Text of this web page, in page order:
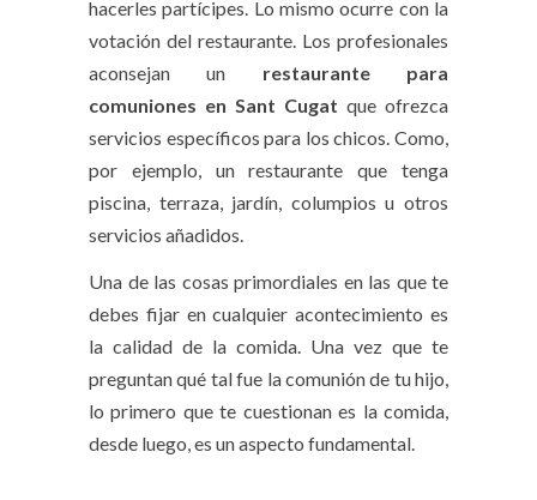
hacerles partícipes. Lo mismo ocurre con la
votación del restaurante. Los profesionales
aconsejan un restaurante para
comuniones en Sant Cugat que ofrezca
servicios específicos para los chicos. Como,
por ejemplo, un restaurante que tenga
piscina, terraza, jardín, columpios u otros
servicios añadidos.
Una de las cosas primordiales en las que te
debes fijar en cualquier acontecimiento es
la calidad de la comida. Una vez que te
preguntan qué tal fue la comunión de tu hijo,
lo primero que te cuestionan es la comida,
desde luego, es un aspecto fundamental.